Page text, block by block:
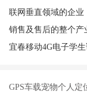
联网垂直领域的企业
销售及售后的整个产
宜春移动4G电子学
GPS车载宠物个人